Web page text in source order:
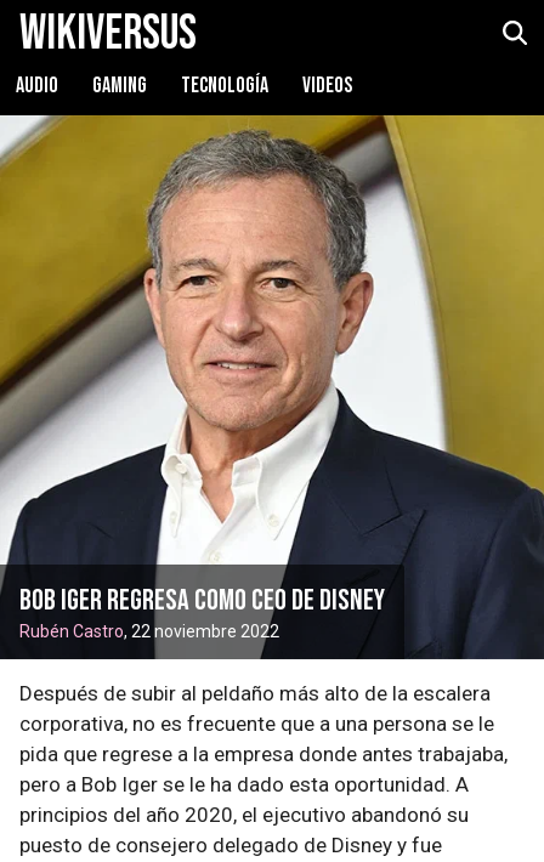
WikiVersus
AUDIO GAMING TECNOLOGÍA VIDEOS
Bob Iger regresa como CEO de Disney
Rubén Castro, 22 noviembre 2022
Después de subir al peldaño más alto de la escalera
corporativa, no es frecuente que a una persona se le
pida que regrese a la empresa donde antes trabajaba,
pero a Bob Iger se le ha dado esta oportunidad. A
principios del año 2020, el ejecutivo abandonó su
puesto de consejero delegado de Disney y fue